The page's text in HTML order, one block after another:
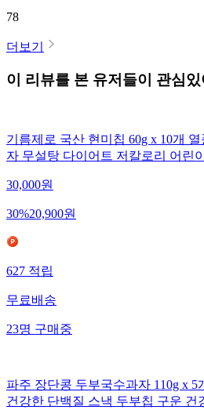
78
더보기
이 리뷰를 본 유저들이 관심
기름제로 국산 현미칩 60g x 10개
자 무설탕 다이어트 저칼로리 어린
30,000원
30%20,900원
627 적립
무료배송
23명 구매중
파주 장단콩 두부국수과자 110g x
건강한 단백질 스낵 두부칩 구운 건